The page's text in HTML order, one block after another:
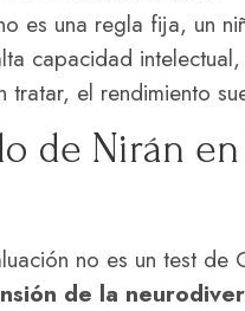
es una regla fija, un
capacidad
tratar, el rendimiento
de Nirán
no es un test
de la